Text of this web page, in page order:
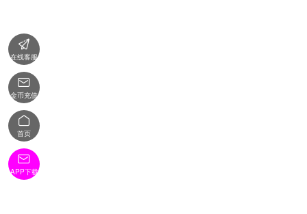

在线客服

金币充值

首页

APP下载